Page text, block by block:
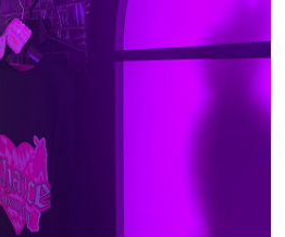
TO JAPAN
国人観光客向け